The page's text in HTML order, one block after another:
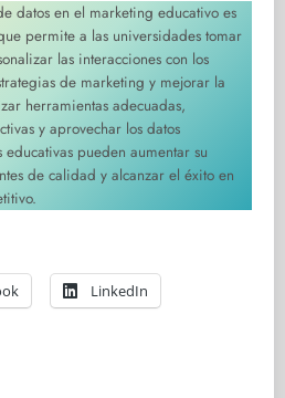
datos en el marketing educativo es
permite a las universidades tomar
las interacciones con los
de marketing y mejorar la
herramientas adecuadas,
y aprovechar los datos
pueden aumentar su
de calidad y alcanzar el éxito en
LinkedIn